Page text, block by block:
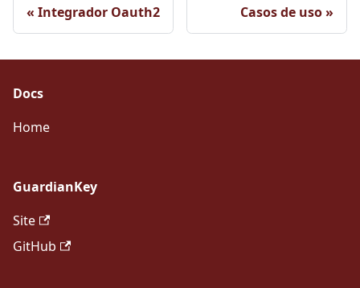
Integrador Oauth2 Casos de uso
Docs
Home
GuardianKey
Site
GitHub